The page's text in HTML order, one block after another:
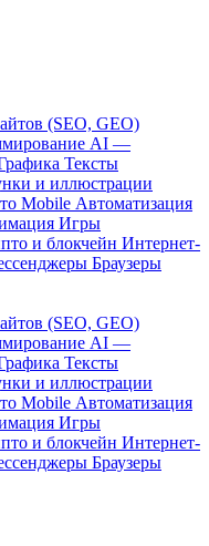
(SEO, GEO)
AI —
Тексты
и иллюстрации
Mobile Автоматизация
Игры
и блокчейн Интернет-
Браузеры
(SEO, GEO)
AI —
Тексты
и иллюстрации
Mobile Автоматизация
Игры
и блокчейн Интернет-
Браузеры